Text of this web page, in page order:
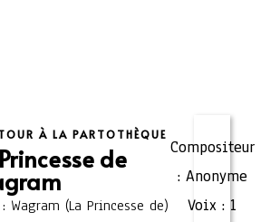
À LA PARTOTHÈQUE
de
Wagram (La Princesse de)
Compositeur
: Anonyme
Voix : 1